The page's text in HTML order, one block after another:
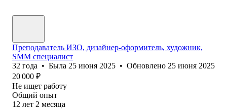
Преподаватель ИЗО, дизайнер-оформитель, художник,
SMM специалист
32 года • Была 25 июня 2025 • Обновлено 25 июня 2025
20 000 ₽
Не ищет работу
Общий опыт
12 лет 2 месяца